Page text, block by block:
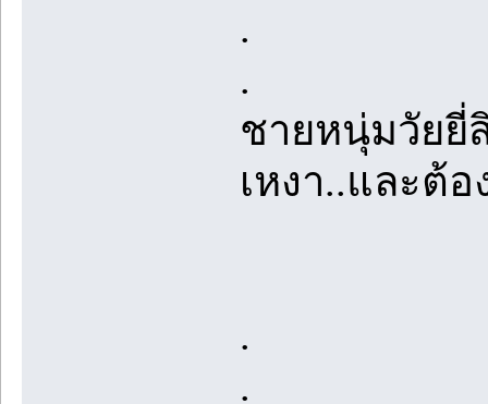
.
.
ชายหนุ่มวัยยี่
เหงา..และต้
.
.